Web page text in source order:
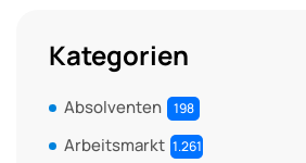
Kategorien
Absolventen 198
Arbeitsmarkt 1.261